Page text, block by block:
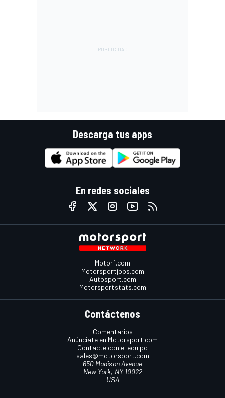
Descarga tus apps
En redes sociales
Motor1.com
Motorsportjobs.com
Autosport.com
Motorsportstats.com
Contáctenos
Comentarios
Anúnciate en Motorsport.com
Contacte con el equipo
sales@motorsport.com
650 Madison Avenue
New York, NY 10022
USA